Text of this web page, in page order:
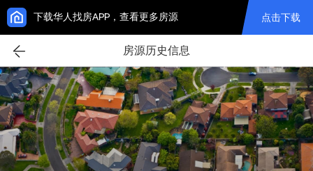
下载华人找房APP，查看更多房源 点击下载
房源历史信息